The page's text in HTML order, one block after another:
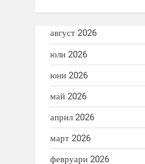
август 2026
юли 2026
юни 2026
май 2026
април 2026
март 2026
февруари 2026